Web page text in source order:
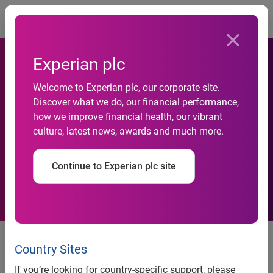
Experian plc
Welcome to Experian plc, our corporate site.
Discover what we do, our financial performance,
how we improve financial health, our vibrant
culture, latest news, awards and much more.
Continue to Experian plc site
Country Sites
If you’re looking for country-specific support, please
Inadimplência das empresas
tem maior elevação em seis
anos na comparação de
maio com abril, revela
Serasa Experian
Inadimplência das empresas tem
maior elevação em seis anos na